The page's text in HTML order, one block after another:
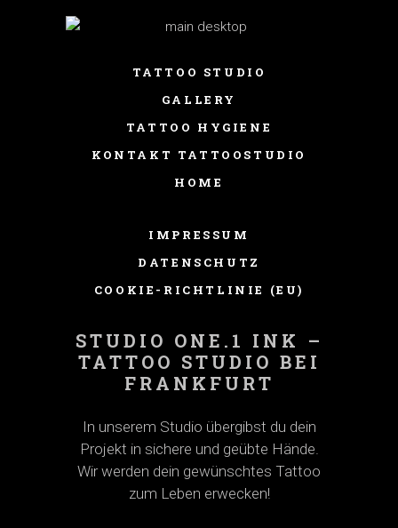
TATTOO STUDIO
GALLERY
TATTOO HYGIENE
KONTAKT TATTOOSTUDIO
HOME
IMPRESSUM
DATENSCHUTZ
COOKIE-RICHTLINIE (EU)
STUDIO ONE.1 INK –
TATTOO STUDIO BEI
FRANKFURT
In unserem Studio übergibst du dein
Projekt in sichere und geübte Hände.
Wir werden dein gewünschtes Tattoo
zum Leben erwecken!